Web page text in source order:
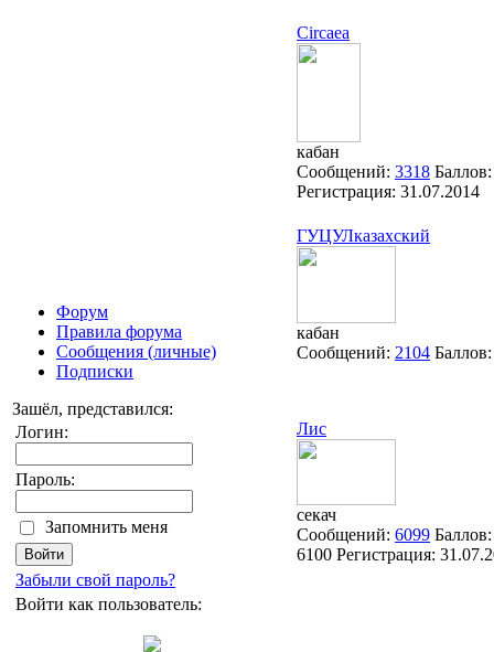
Форум
Правила форума
Сообщения (личные)
Подписки
Зашёл, представился:
Логин:
Пароль:
Запомнить меня
Забыли свой пароль?
Войти как пользователь:
Circaea
кабан
Сообщений: 3318
Регистрация: 31.07.2014
ГУЦУЛказахский
кабан
Сообщений: 2104
Лис
секач
Сообщений: 6099 Баллов:
6100 Регистрация: